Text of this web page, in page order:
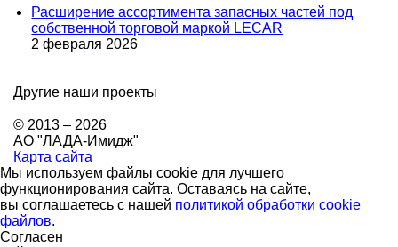
Расширение ассортимента запасных частей под
собственной торговой маркой LECAR
2 февраля 2026
Другие наши проекты
© 2013 – 2026
АО "ЛАДА-Имидж"
Карта сайта
Мы используем файлы cookie для лучшего
функционирования сайта. Оставаясь на сайте,
вы соглашаетесь с нашей политикой обработки cookie
файлов.
Согласен